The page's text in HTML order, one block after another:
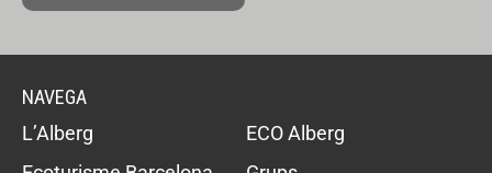
NAVEGA
L’Alberg
ECO Alberg